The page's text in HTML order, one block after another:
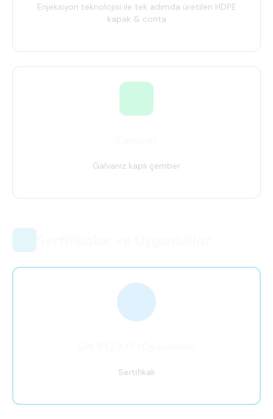
Enjeksiyon teknolojisi ile tek adımda üretilen HDPE
kapak & conta
Galvaniz kaplı çember
Sertifikalı